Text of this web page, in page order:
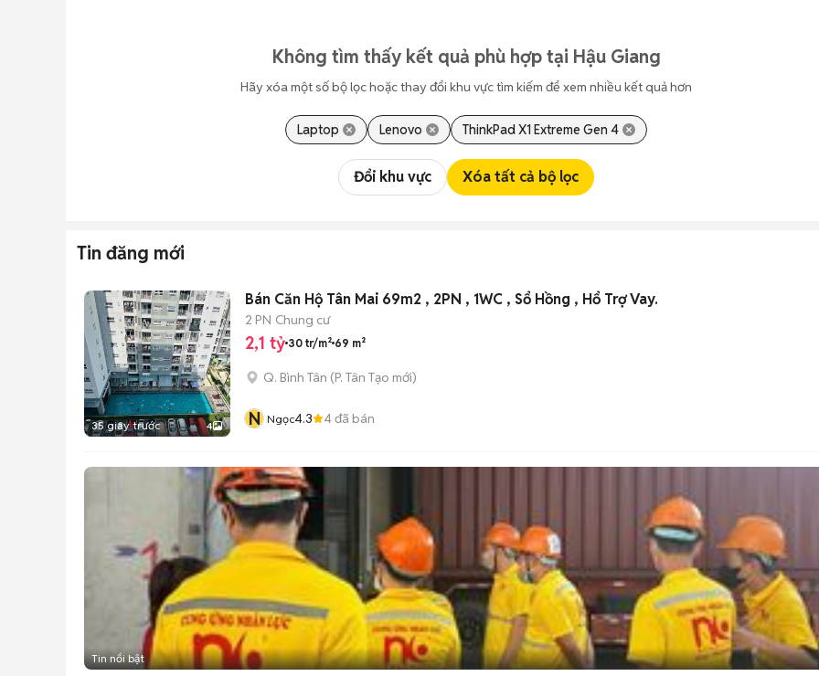
Không tìm thấy kết quả phù hợp tại Hậu Giang
Hãy xóa một số bộ lọc hoặc thay đổi khu vực tìm kiếm để xem nhiều kết quả hơn
Laptop Lenovo ThinkPad X1 Extreme Gen 4
Đổi khu vực Xóa tất cả bộ lọc
Tin đăng mới
35 giây trước 4
Bán Căn Hộ Tân Mai 69m2 , 2PN , 1WC , Sổ Hồng , Hổ Trợ Vay.
2 PN Chung cư
2,1 tỷ 30 tr/m² 69 m²
Q. Bình Tân (P. Tân Tạo mới)
N Ngọc4.3 4đã bán
Tin nổi bật